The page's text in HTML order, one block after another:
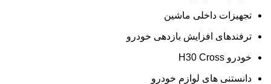
تجهیزات داخلی ماشین
ترفندهای افزایش بازدهی خودرو
خودرو H30 Cross
دانستنی های لوازم خودرو